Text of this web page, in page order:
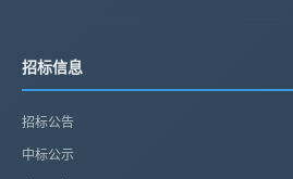
招标信息
招标公告
中标公示